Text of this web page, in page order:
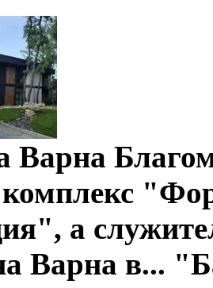
Варна
комплекс
а
Варна в...